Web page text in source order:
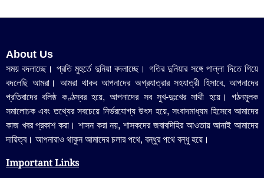
About Us
সময় বদলাচ্ছে। প্রতি মুহুর্তে দুনিয়া বদলাচ্ছে। গতির দুনিয়ার সঙ্গে পাল্লা দিতে গিয়ে
বদলেছি আমরা। আমরা থাকব আপনাদের অগ্রযাত্রার সহযাত্রী হিসাবে, আপনাদের
প্রতিবাদের বলিষ্ঠ কণ্ঠস্বর হয়ে, আপনাদের সব সুখ-দুঃখের সাথী হয়ে। গঠনমূলক
সমালোচক এবং তথ্যের সবচেয়ে নির্ভরযোগ্য উ‍ৎস হয়ে, সংবাদমাধ্যম হিসেবে আমাদের
কাজ খবর প্রকাশ করা। শাসন করা নয়, শাসকদের জবাবদিহির আওতায় আনাই আমাদের
দায়িত্ব। আপনারাও থাকুন আমাদের চলার পথে, বন্ধুর পথে বন্ধু হয়ে।
Important Links